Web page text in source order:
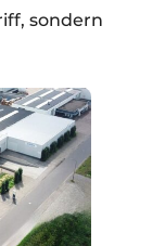
sondern